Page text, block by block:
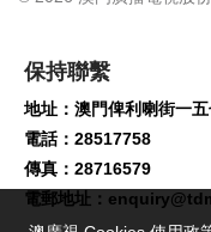
保持聯繫
地址：澳門俾利喇街一
電話：28517758
傳真：28716579
電郵地址：